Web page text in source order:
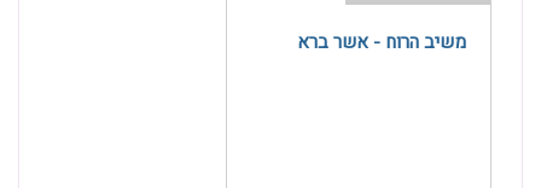
משיב הרוח - אשר ברא